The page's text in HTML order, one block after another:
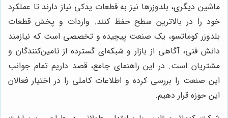
ماشین دیگری، بلدوزرها نیز به قطعات یدکی نیاز دارند تا عملکرد
خود را در بالاترین سطح حفظ کنند. واردات و پخش قطعات
بلدوزر کوماتسو، یک صنعت پیچیده و تخصصی است که نیازمند
دانش فنی، آگاهی از بازار و شبکه‌ای گسترده از تامین‌کنندگان و
مشتریان است. در این راهنمای جامع، قصد داریم تمام جوانب
این صنعت را بررسی کرده و اطلاعات کاملی را در اختیار فعالان
این حوزه قرار دهیم.